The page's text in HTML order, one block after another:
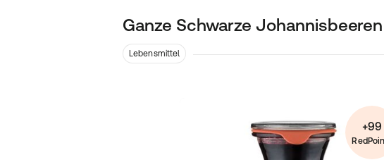
Ganze Schwarze Johannisbeeren
Lebensmittel
+99